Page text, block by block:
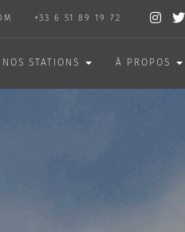
+33 6 51 89 19 72
NOS STATIONS À PROPOS